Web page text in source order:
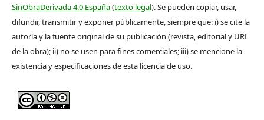
SinObraDerivada 4.0 España(texto legal). Se pueden copiar, usar,
difundir, transmitir y exponer públicamente, siempre que: i) se cite la
autoría y la fuente original de su publicación (revista, editorial y URL
de la obra); ii) no se usen para fines comerciales; iii) se mencione la
existencia y especificaciones de esta licencia de uso.